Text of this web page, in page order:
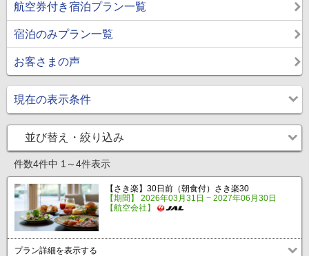
航空券付き宿泊プラン一覧
宿泊のみプラン一覧
お客さまの声
現在の表示条件
並び替え・絞り込み
件数4件中 1～4件表示
【さき楽】30日前（朝食付）さき楽30
【期間】 2026年03月31日 ~ 2027年06月30日
【航空会社】
プラン詳細を表示する